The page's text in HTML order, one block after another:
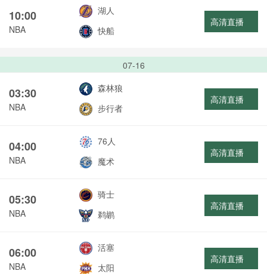
10:00
NBA
湖人
快船
高清直播
07-16
03:30
NBA
森林狼
步行者
高清直播
04:00
NBA
76人
魔术
高清直播
05:30
NBA
骑士
鹈鹕
高清直播
06:00
NBA
活塞
太阳
高清直播